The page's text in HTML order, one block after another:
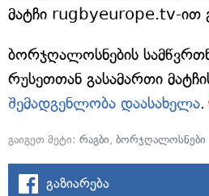
მატჩი rugbyeurope.tv-ით
ბორჯღალოსნების
რუსეთთან გასამართი
შემადგენლობა დაასახელა.
გაიგეთ მეტი: რაგბი, ბორჯღალოსნები
გაზიარება